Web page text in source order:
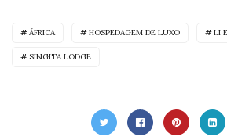
ÁFRICA HOSPEDAGEM DE LUXO LI
SINGITA LODGE